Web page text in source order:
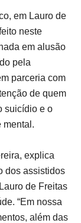
em Lauro de
neste
em alusão
pela
parceria com
de quem
suicídio e o
mental.
explica
dos assistidos
de Freitas
“Em nossa
além das